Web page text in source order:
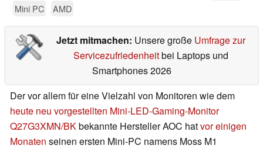
Mini PC
AMD
Jetzt mitmachen: Unsere große Umfrage zur
Servicezufriedenheitbei Laptops und
Smartphones 2026
Der vor allem für eine Vielzahl von Monitoren wie dem
heute neu vorgestellten Mini-LED-Gaming-Monitor
Q27G3XMN/BKbekannte Hersteller AOC hatvor einigen
Monaten seinen ersten Mini-PC namens Moss M1